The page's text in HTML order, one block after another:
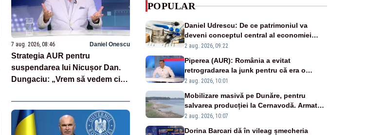
7 aug. 2026, 08:46 Daniel Onescu
Strategia AUR pentru
suspendarea lui Nicușor Dan.
Dungaciu: „Vrem să vedem cine
POPULAR
Daniel Udrescu: De ce patrimoniul va
deveni conceptul central al economiei
viitoare?
2 aug. 2026, 09:22
Piperea (AUR): România a evitat
retrogradarea la junk pentru că era o
catastrofă pentru bănci și fondurile de
2 aug. 2026, 10:01
Mobilizare masivă pe Dunăre, pentru
salvarea producției la Cernavodă. Armata
va detona o stâncă și va devia apa
2 aug. 2026, 10:07
Dorina Barcari dă în vileag șmecheria